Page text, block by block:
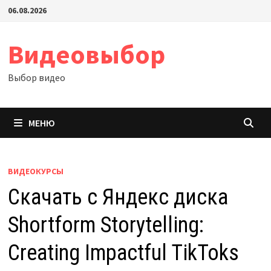
Перейти
06.08.2026
Видеовыбор
Выбор видео
МЕНЮ
ВИДЕОКУРСЫ
Скачать с Яндекс диска
Shortform Storytelling:
Creating Impactful TikToks